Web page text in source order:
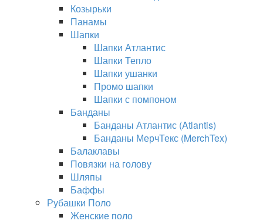
Козырьки
Панамы
Шапки
Шапки Атлантис
Шапки Тепло
Шапки ушанки
Промо шапки
Шапки с помпоном
Банданы
Банданы Атлантис (Atlantis)
Банданы МерчТекс (MerchTex)
Балаклавы
Повязки на голову
Шляпы
Баффы
Рубашки Поло
Женские поло